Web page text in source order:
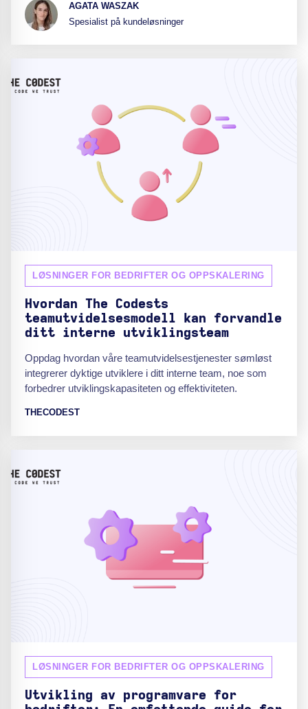
AGATA WASZAK
Spesialist på kundeløsninger
LØSNINGER FOR BEDRIFTER OG OPPSKALERING
Hvordan The Codests
teamutvidelsesmodell kan forvandle
ditt interne utviklingsteam
Oppdag hvordan våre teamutvidelsestjenester sømløst
integrerer dyktige utviklere i ditt interne team, noe som
forbedrer utviklingskapasiteten og effektiviteten.
THECODEST
LØSNINGER FOR BEDRIFTER OG OPPSKALERING
Utvikling av programvare for